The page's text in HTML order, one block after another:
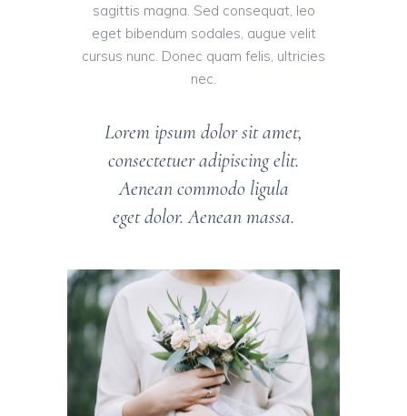
sagittis magna. Sed consequat, leo
eget bibendum sodales, augue velit
cursus nunc. Donec quam felis, ultricies
nec.
Lorem ipsum dolor sit amet,
consectetuer adipiscing elit.
Aenean commodo ligula
eget dolor. Aenean massa.